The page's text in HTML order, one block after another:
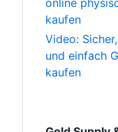
online
kaufen
Video:
und einfach
kaufen